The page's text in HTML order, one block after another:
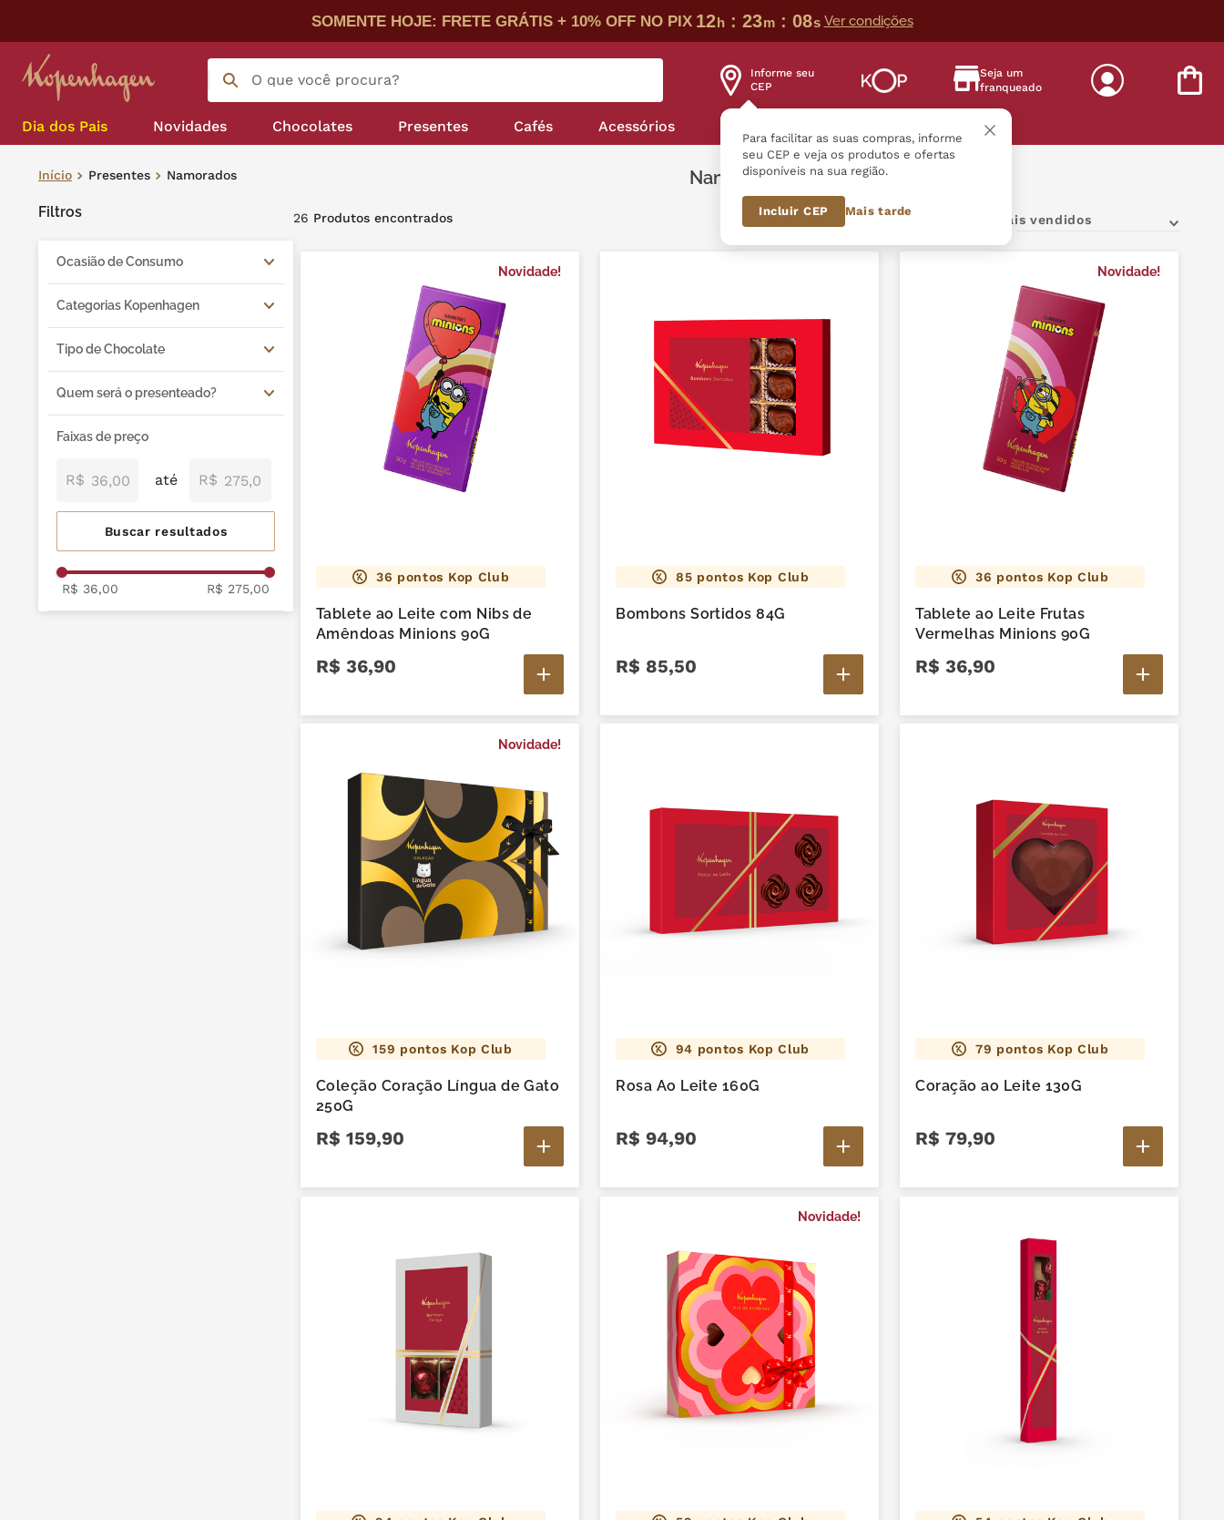
SOMENTE HOJE: FRETE GRÁTIS + 10% OFF NO PIX 12h : 23m : 07s Ver condições
O que você procura?
Informe seu
CEP
Para facilitar as suas compras, informe
seu CEP e veja os produtos e ofertas
disponíveis na sua região.
Incluir CEP Mais tarde
Seja um
franqueado
Dia dos Pais Novidades Chocolates Presentes Cafés Acessórios
Presentes Namorados
Filtros
Ocasião de Consumo
Acompanhamentos de
Caixas de Presentes
Kits, Combos e Cestas
Categorias Kopenhagen
Clássicos
Cafeteria
Soul Good
Presentes
Tabletes
Tipo de Chocolate
Ao Leite
Amargo
Zero Açúcar e Zero
Lactose
Recheio de Frutas
Crocantes e Nuts
Quem será o presenteado?
Para o seu amor
Para colegas do trabalho
Faixas de preço
R$ R$
R$ 36,00 R$ 275,00
Namorados
26 Produtos Mais vendidos
Novidade!
36 pontos Kop Club
Tablete ao Leite com Nibs de
Amêndoas Minions 90G
R$ 36,90
85 pontos Kop Club
Bombons Sortidos 84G
R$ 85,50
Novidade!
36 pontos Kop Club
Tablete ao Leite Frutas
Vermelhas Minions 90G
R$ 36,90
Novidade!
159 pontos Kop Club
Coleção Coração Língua de Gato
250G
R$ 159,90
94 pontos Kop Club
Rosa Ao Leite 160G
R$ 94,90
79 pontos Kop Club
Coração ao Leite 130G
R$ 79,90
Novidade!
Termos mais buscados
língua gato
2º zero açucar
kopenhagen
trufa
kit
zero lactose
café